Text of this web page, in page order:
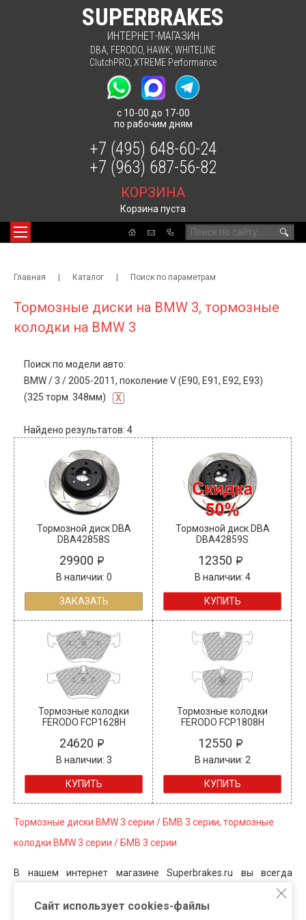
SUPERBRAKES
ИНТЕРНЕТ-МАГАЗИН
DBA FERODO HAWK WHITELINE
ClutchPRO XTREME Performance
с 10-00 до 17-00
по рабочим дням
🔍
КОРЗИНА
Корзина пуста
+7 (495) 648-60-24
+7 (963) 687-56-82
Главная | Каталог | Поиск по параметрам
Тормозные диски на BMW 3, тормозные
колодки на BMW 3
Поиск по модели авто:
BMW/3 / 2005-2011, поколение V (E90, E91, E92, E93)
(325 торм. 348мм)
X
Найдено результатов: 4
Тормозной диск DBA
DBA42858S
29900
В наличии: 0
ЗАКАЗАТЬ
Тормозной диск DBA
DBA42859S
12350
В наличии: 4
КУПИТЬ
Тормозные колодки
FERODO FCP1628H
24620
В наличии: 3
КУПИТЬ
Тормозные колодки
FERODO FCP1808H
12550
В наличии: 2
КУПИТЬ
Тормозные диски BMW 3 серии / БМВ 3 серии, тормозные
колодки BMW 3 серии / БМВ 3 серии
В нашем интернет магазине Superbrakes.ru вы всегда
можете приобрести для автомобилей BMW тормозные диски
BMW 3 серии, тормозные колодки BMW 3 серии, тормозные
Сайт использует cookies-файлы